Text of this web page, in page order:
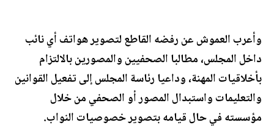
وأعرب العموش عن رفضه القاطع لتصوير هواتف أي نائب
داخل المجلس، مطالبا الصحفيين والمصورين بالالتزام
بأخلاقيات المهنة، وداعيا رئاسة المجلس إلى تفعيل القوانين
والتعليمات واستبدال المصور أو الصحفي من خلال
مؤسسته في حال قيامه بتصوير خصوصيات النواب.